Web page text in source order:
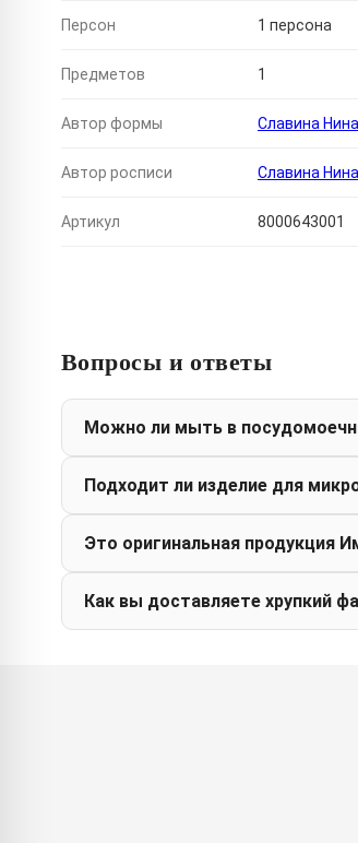
Персон 1 персона
Предметов 1
Автор формы Славина
Автор росписи Славина
Артикул 8000643001
Вопросы и ответы
Можно ли мыть в
Подходит ли изделие для
Это оригинальная продукция
Как вы доставляете хрупкий